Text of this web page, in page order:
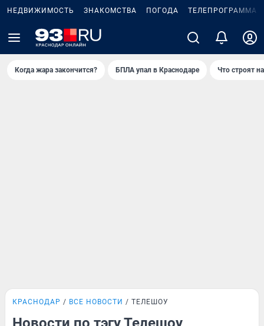
НЕДВИЖИМОСТЬ ЗНАКОМСТВА ПОГОДА ТЕЛЕПРОГРАММА
Когда жара закончится? БПЛА упал в Краснодаре Что строят
КРАСНОДАР ВСЕ НОВОСТИ ТЕЛЕШОУ